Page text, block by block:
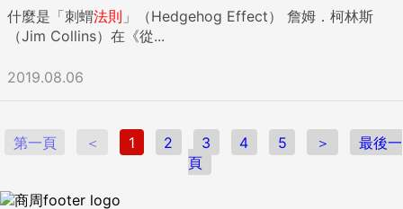
什麼是「刺蝟法則 」（Hedgehog Effect） 詹姆．柯林斯
（Jim Collins）在《從...
2019.08.06
第一頁 ＜ 1 2 3 4 5 ＞
最後一
頁